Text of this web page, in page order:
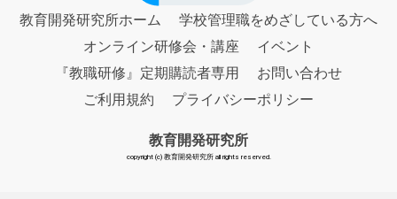
教育開発研究所ホーム
学校管理職をめざしている方へ
オンライン研修会・講座
イベント
『教職研修』定期購読者専用
お問い合わせ
ご利用規約
プライバシーポリシー
教育開発研究所
copyright (c) 教育開発研究所 all rights reserved.